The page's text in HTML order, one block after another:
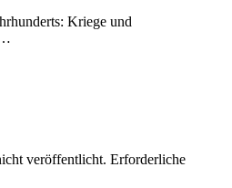
Kriege und
veröffentlicht. Erforderliche